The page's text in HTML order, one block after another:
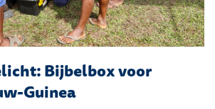
Bijbelbox voor
Guinea